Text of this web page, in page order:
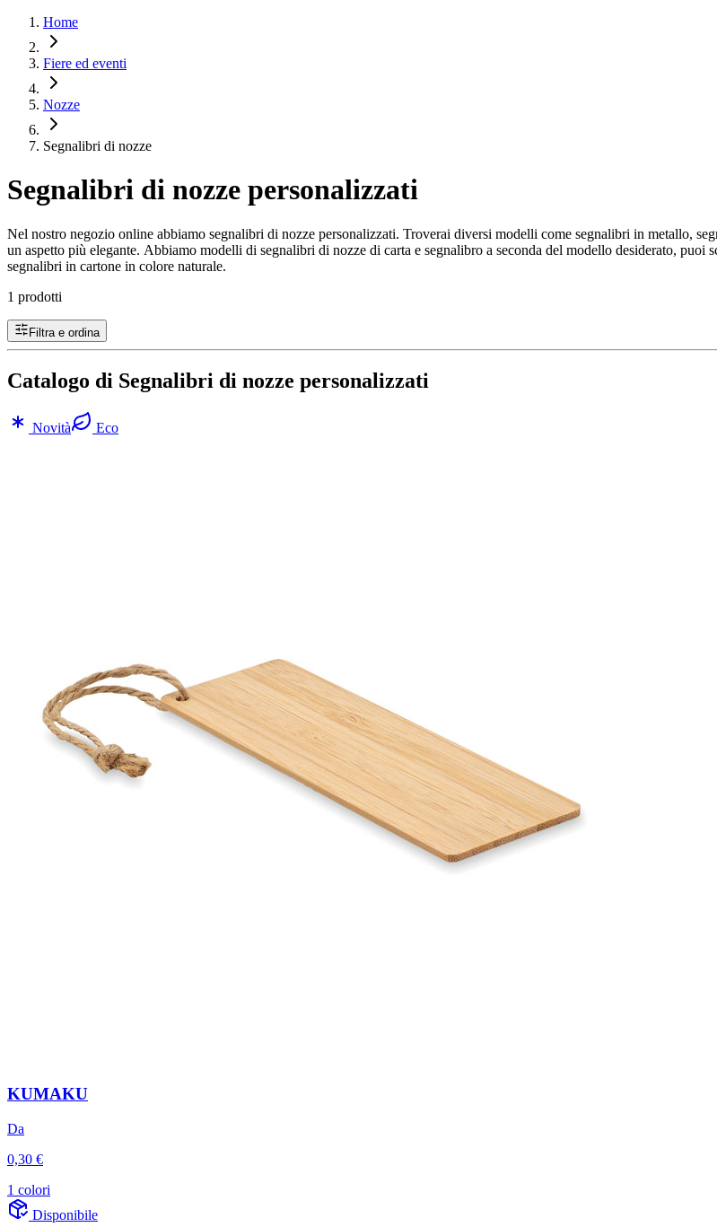
Home
Fiere ed eventi
Nozze
Segnalibri di nozze
Segnalibri di nozze personalizzati
Nel nostro negozio online abbiamo segnalibri di nozze personalizzati. Troverai diversi modelli come segnalibri in metallo,
un aspetto più elegante. Abbiamo modelli di segnalibri di nozze di carta e segnalibro a seconda del modello desiderato,
segnalibri in cartone in colore naturale.
1 prodotti
Filtra e ordina
Catalogo di Segnalibri di nozze personalizzati
Novità Eco
KUMAKU
Da
0,30 €
1 colori
Disponibile